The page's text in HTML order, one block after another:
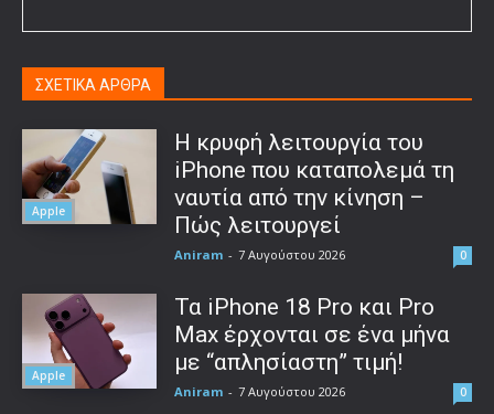
ΣΧΕΤΙΚΑ ΑΡΘΡΑ
Apple
Η κρυφή λειτουργία του
iPhone που καταπολεμά τη
ναυτία από την κίνηση –
Πώς λειτουργεί
Aniram - 7 Αυγούστου 2026 0
Apple
Τα iPhone 18 Pro και Pro
Max έρχονται σε ένα μήνα
με “απλησίαστη” τιμή!
Aniram - 7 Αυγούστου 2026 0